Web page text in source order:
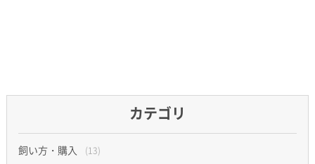
カテゴリ
飼い方・購入 (13)